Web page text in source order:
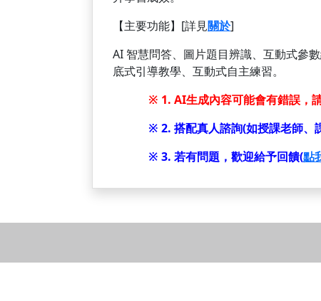
【主要功能】[詳見關於]
AI 智慧問答、圖片題目辨識、互動式參
底式引導教學、互動式自主練習。
※ 1. AI生成內容可能會有錯誤，請
※ 2. 搭配真人諮詢(如授課老師、
※ 3. 若有問題，歡迎給予回饋(點